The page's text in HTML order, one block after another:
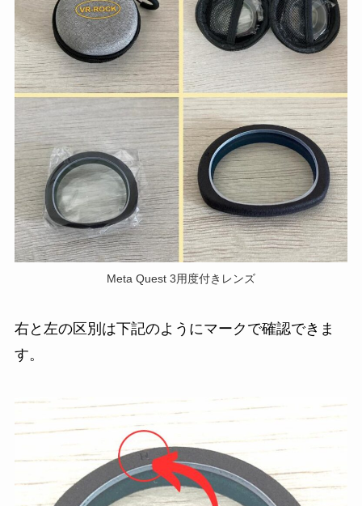
Meta Quest 3用度付きレンズ
右と左の区別は下記のようにマークで確認できま
す。